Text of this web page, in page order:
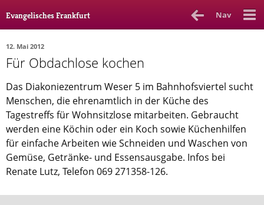
Evangelisches Frankfurt Nav
Rubrik Ausgabe Autor_in
Bücher & Filme
Ethik
Gott & Glauben
Kultur
12. Mai 2012
Für Obdachlose kochen
Das Diakoniezentrum Weser 5 im Bahnhofsviertel sucht
Menschen, die ehrenamtlich in der Küche des
Tagestreffs für Wohnsitzlose mitarbeiten. Gebraucht
werden eine Köchin oder ein Koch sowie Küchenhilfen
für einfache Arbeiten wie Schneiden und Waschen von
Gemüse, Getränke- und Essensausgabe. Infos bei
Renate Lutz, Telefon 069 271358-126.